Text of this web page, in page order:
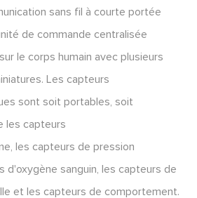
sans fil à courte portée
de commande centralisée
le corps humain avec plusieurs
Les capteurs
sont soit portables, soit
les capteurs
les capteurs de pression
d'oxygène sanguin, les capteurs de
et les capteurs de comportement.